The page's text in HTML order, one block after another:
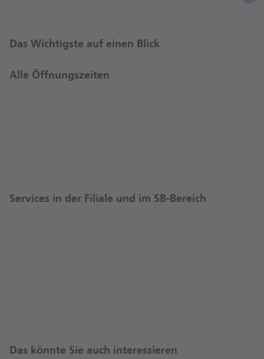
Das Wichtigste auf einen Blick
Alle Öffnungszeiten
Services in der Filiale und im SB-Bereich
Das könnte Sie auch interessieren